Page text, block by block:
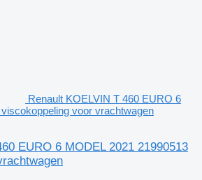
Renault KOELVIN T 460 EURO 6
voor vrachtwagen
EURO 6 MODEL 2021 21990513